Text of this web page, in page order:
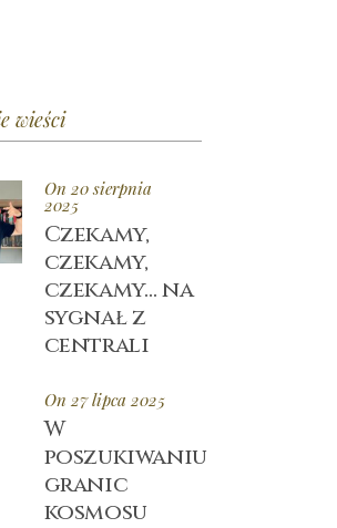
wieści
On 20 sierpnia
2025
Czekamy,
czekamy,
czekamy… na
sygnał z
centrali
On 27 lipca 2025
W
poszukiwaniu
granic
kosmosu